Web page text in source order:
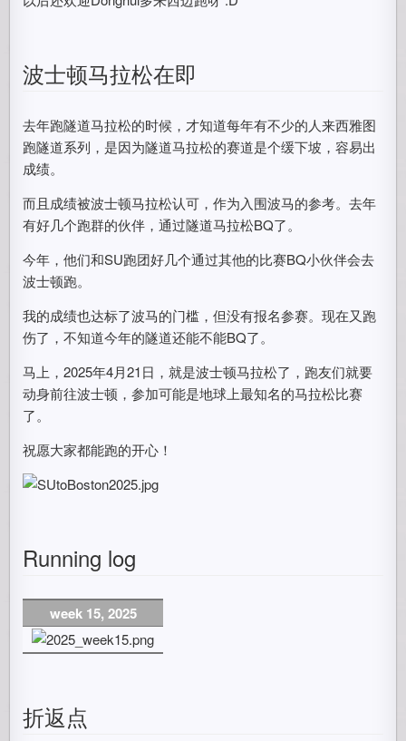
波士顿马拉松在即
去年跑隧道马拉松的时候，才知道每年有不少的人来西雅图
跑隧道系列，是因为隧道马拉松的赛道是个缓下坡，容易出
成绩。
而且成绩被波士顿马拉松认可，作为入围波马的参考。去年
有好几个跑群的伙伴，通过隧道马拉松BQ了。
今年，他们和SU跑团好几个通过其他的比赛BQ小伙伴会去
波士顿跑。
我的成绩也达标了波马的门槛，但没有报名参赛。现在又跑
伤了，不知道今年的隧道还能不能BQ了。
马上，2025年4月21日，就是波士顿马拉松了，跑友们就要
动身前往波士顿，参加可能是地球上最知名的马拉松比赛
了。
祝愿大家都能跑的开心！
Running log
week 15, 2025
折返点